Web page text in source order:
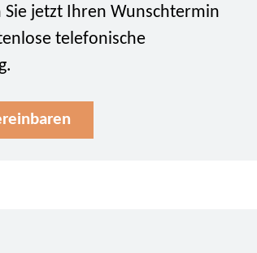
Sie jetzt Ihren Wunschtermin
telefonische